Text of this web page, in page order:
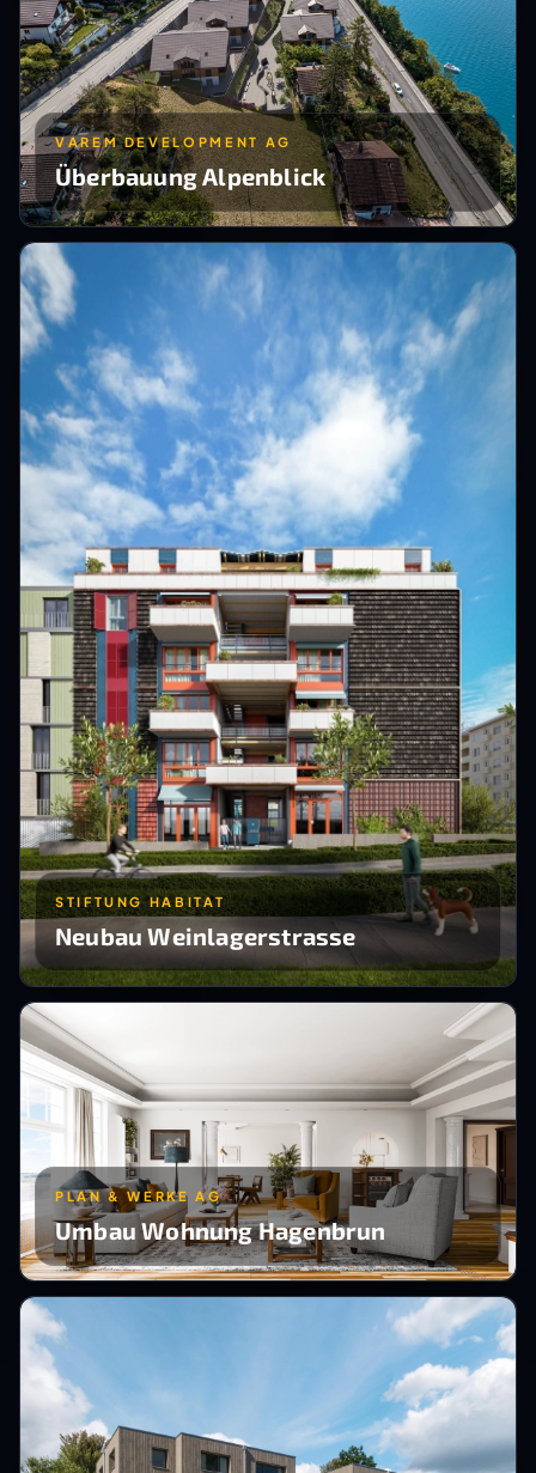
VAREM DEVELOPMENT AG
Überbauung Alpenblick
STIFTUNG HABITAT
Neubau Weinlagerstrasse
PLAN & WERKE AG
Umbau Wohnung Hagenbrun